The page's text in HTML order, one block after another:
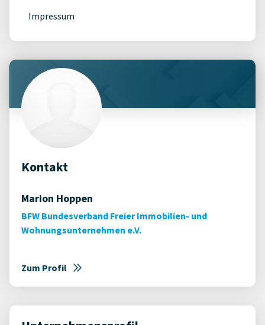
Impressum
Kontakt
Marion Hoppen
BFW Bundesverband Freier Immobilien- und
Wohnungsunternehmen e.V.
Zum Profil